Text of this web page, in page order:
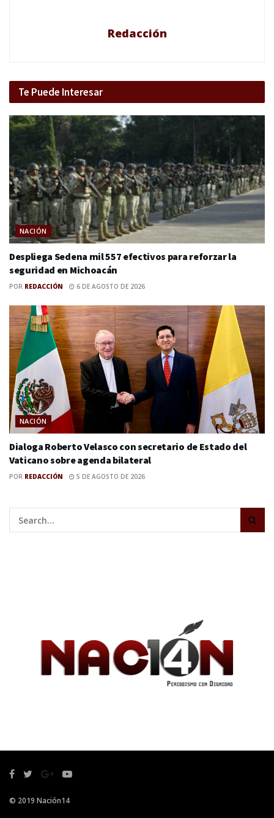
Redacción
Te Puede Interesar
NACIÓN
Despliega Sedena mil 557 efectivos para reforzar la
seguridad en Michoacán
POR REDACCIÓN 6 DE AGOSTO DE 2026
NACIÓN
Dialoga Roberto Velasco con secretario de Estado del
Vaticano sobre agenda bilateral
POR REDACCIÓN 5 DE AGOSTO DE 2026
© 2019 Nación14